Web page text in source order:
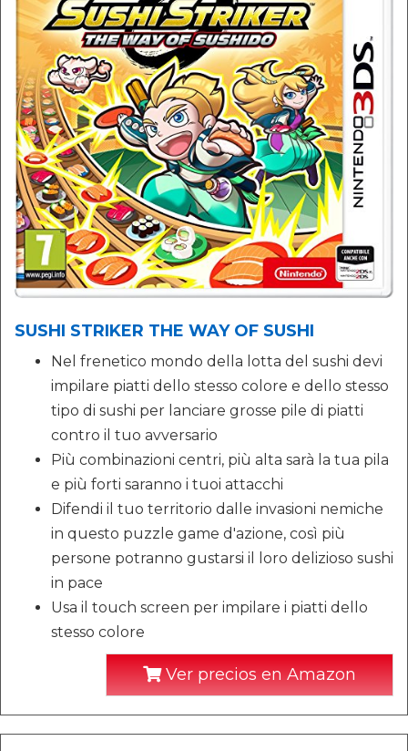
SUSHI STRIKER THE WAY OF SUSHI
Nel frenetico mondo della lotta del sushi devi
impilare piatti dello stesso colore e dello stesso
tipo di sushi per lanciare grosse pile di piatti
contro il tuo avversario
Più combinazioni centri, più alta sarà la tua pila
e più forti saranno i tuoi attacchi
Difendi il tuo territorio dalle invasioni nemiche
in questo puzzle game d'azione, così più
persone potranno gustarsi il loro delizioso sushi
in pace
Usa il touch screen per impilare i piatti dello
stesso colore
Ver precios en Amazon